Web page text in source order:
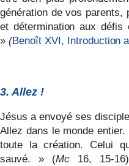
génération de vos parents,
et détermination aux
»(Benoît XVI, Introduction
3. Allez !
Jésus a envoyé ses
Allez dans le monde
toute la création. Celui
sauvé. » (Mc16, 15-